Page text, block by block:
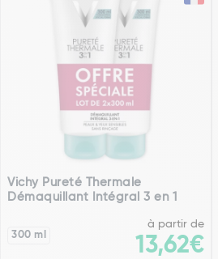
Vichy Pureté Thermale
Démaquillant Intégral 3 en 1
300 ml
à partir de
13,62€